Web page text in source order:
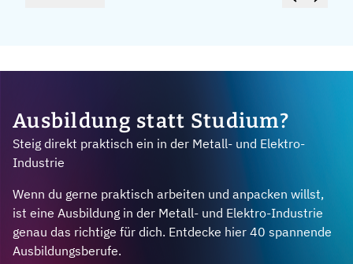
Ausbildung statt Studium?
Steig direkt praktisch ein in der Metall- und Elektro-
Industrie
Wenn du gerne praktisch arbeiten und anpacken willst,
ist eine Ausbildung in der Metall- und Elektro-Industrie
genau das richtige für dich. Entdecke hier 40 spannende
Ausbildungsberufe.